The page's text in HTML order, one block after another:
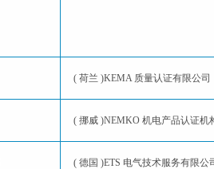
( 荷兰 )KEMA 质量认证有限公司
( 挪威 )NEMKO 机电产品认证机
( 德国 )ETS 电气技术服务有限公